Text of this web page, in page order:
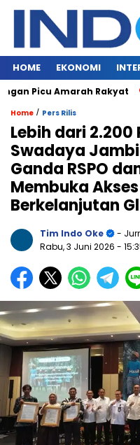
HOME EKONOMI
Amarah Rakyat
Home / Pers Rilis
Lebih dari
Swadaya
Ganda RSPO
Membuka
Berkelanjutan
Tim Indo Oke
-
Rabu, 3 Juni 2026 -